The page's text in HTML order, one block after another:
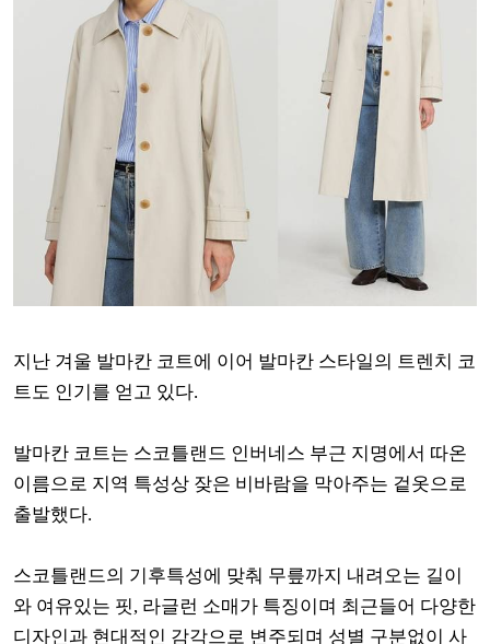
지난 겨울 발마칸 코트에 이어 발마칸 스타일의 트렌치 코
트도 인기를 얻고 있다.
발마칸 코트는 스코틀랜드 인버네스 부근 지명에서 따온
이름으로 지역 특성상 잦은 비바람을 막아주는 겉옷으로
출발했다.
스코틀랜드의 기후특성에 맞춰 무릎까지 내려오는 길이
와 여유있는 핏, 라글런 소매가 특징이며 최근들어 다양한
디자인과 현대적인 감각으로 변주되며 성별 구분없이 사